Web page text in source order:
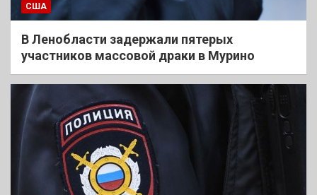
США
В Ленобласти задержали пятерых
участников массовой драки в Мурино